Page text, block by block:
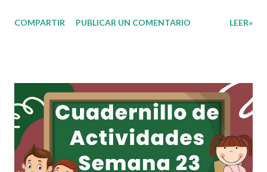
el cuadernillo de actividades de la semana 23 donde encontrarán
semana. Esperando que este material sea de gran utilidad para
fortalecer los procesos de enseñanza y aprendizaje para que los
alumnos alcacen los niveles de logro educativo. Agradecemos a
los creadores de estos increibles archivos ya que gracias a su
dedicacion y trabajo podemos gozar de estas planeaciones
COMPARTIR PUBLICAR UN COMENTARIO LEER»